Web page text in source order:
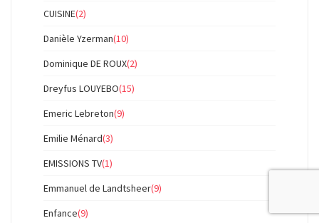
CUISINE(2)
Danièle Yzerman(10)
Dominique DE ROUX(2)
Dreyfus LOUYEBO(15)
Emeric Lebreton(9)
Emilie Ménard(3)
EMISSIONS TV(1)
Emmanuel de Landtsheer(9)
Enfance(9)